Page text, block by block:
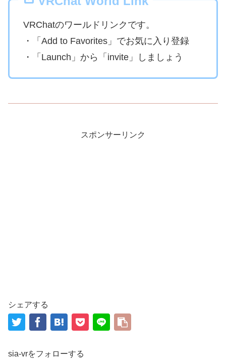
VRChatのワールドリンクです。
・「Add to Favorites」でお気に入り登録
・「Launch」から「invite」しましょう
スポンサーリンク
シェアする
sia-vrをフォローする